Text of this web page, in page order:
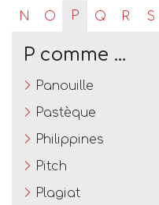
N O P Q R S
P comme …
Panouille
Pastèque
Philippines
Pitch
Plagiat